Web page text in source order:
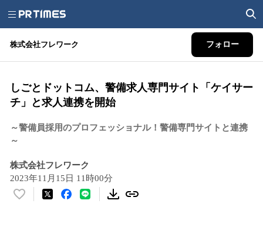
株式会社フレワーク フォロー
しごとドットコム、警備求人専門サイト「ケイサー
チ」と求人連携を開始
～警備員採用のプロフェッショナル！警備専門サイトと連携
～
株式会社フレワーク
2023年11月15日 11時00分
い